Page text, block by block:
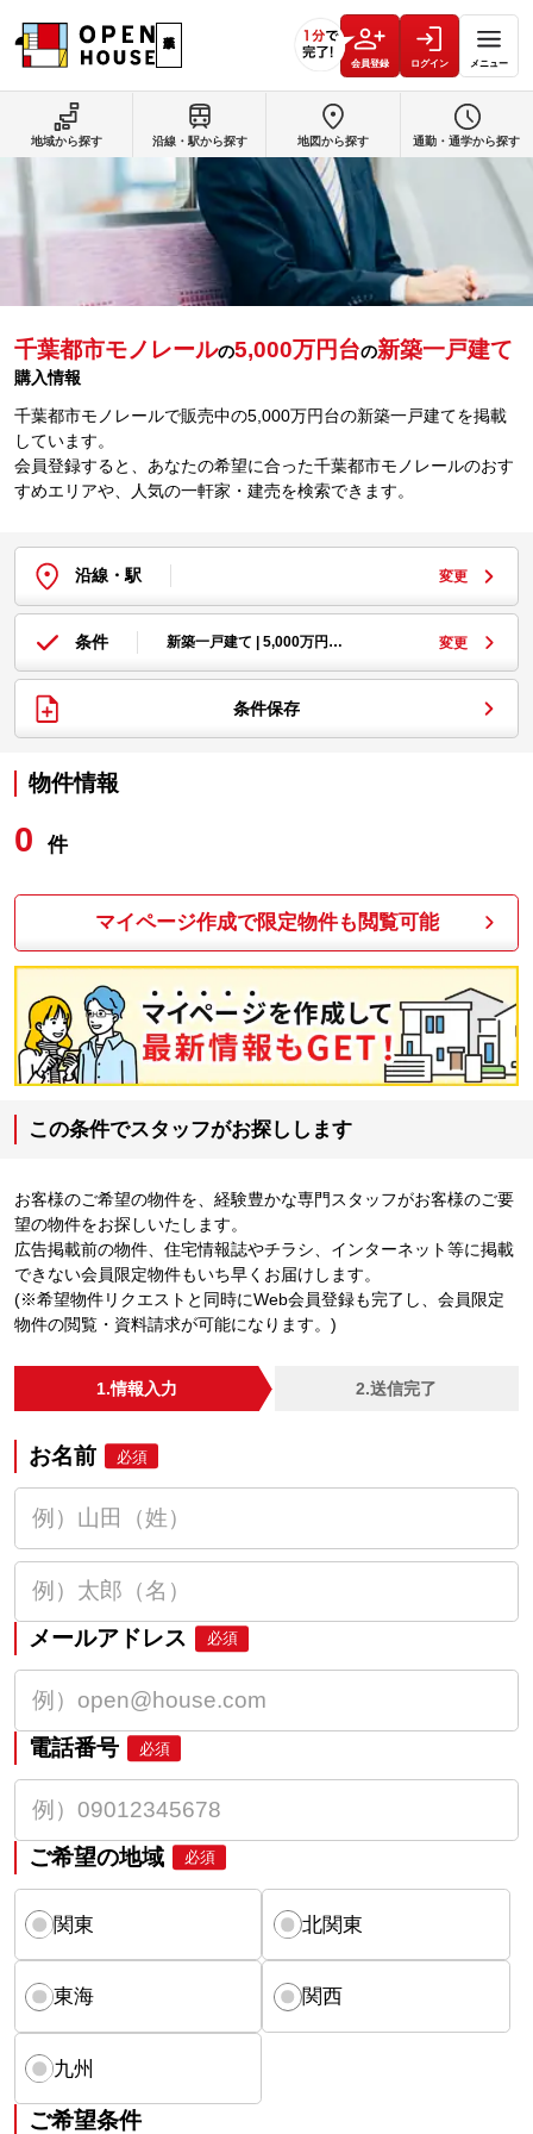
会員登録 ログイン メニュー
千葉都市モノレールの5,000万円台の新築一戸建て
購入情報
千葉都市モノレールで販売中の5,000万円台の新築一戸建てを掲載
しています。
会員登録すると、あなたの希望に合った千葉都市モノレールのおす
すめエリアや、人気の一軒家・建売を検索できます。
沿線・駅 変更
条件 新築一戸建て | 5,000万円… 変更
条件保存
物件情報
0 件
マイページ作成で限定物件も閲覧可能
この条件でスタッフがお探しします
お客様のご希望の物件を、経験豊かな専門スタッフがお客様のご要
望の物件をお探しいたします。
広告掲載前の物件、住宅情報誌やチラシ、インターネット等に掲載
できない会員限定物件もいち早くお届けします。
(※希望物件リクエストと同時にWeb会員登録も完了し、会員限定
物件の閲覧・資料請求が可能になります。)
1.情報入力 2.送信完了
お名前 必須
メールアドレス 必須
電話番号 必須
ご希望の地域 必須
関東 北関東
東海 関西
九州
ご希望条件
地域から探す 沿線・駅から探す 地図から探す 通勤・通学から探す